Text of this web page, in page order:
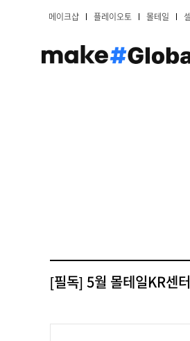
메이크샵 플레이오토 몰테일
[필독] 5월 몰테일KR센